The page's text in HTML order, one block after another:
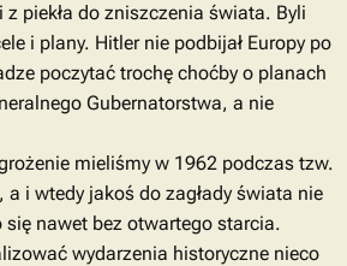
z piekła do zniszczenia świata. Byli
i plany. Hitler nie podbijał Europy po
poczytać trochę choćby o planach
Gubernatorstwa, a nie
mieliśmy w 1962 podczas tzw.
a i wtedy jakoś do zagłady świata nie
się nawet bez otwartego starcia.
wydarzenia historyczne nieco